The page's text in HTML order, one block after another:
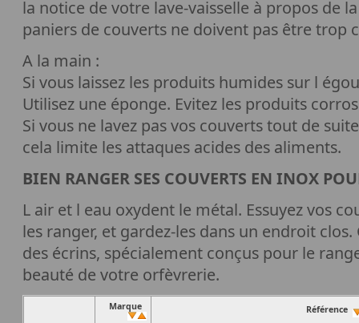
la notice de votre lave-vaisselle à propos de
paniers de couverts ne doivent pas être trop
A la main :
Si vous laissez les produits humides sur l
Utilisez une éponge. Evitez les produits
Si vous ne lavez pas vos couverts tout de
cela limite les attaques acides des aliments.
BIEN RANGER SES COUVERTS EN INOX
L air et l eau oxydent le métal. Essuyez vos
les ranger, et gardez-les dans un endroit
des écrins, spécialement conçus pour le
beauté de votre orfèvrerie.
Marque Référence